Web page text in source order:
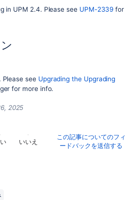
in UPM 2.4. Please see UPM-2339 for
Please see Upgrading the Upgrading
for more info.
2025
いいえ
この記事についてのフィ
ードバックを送信する